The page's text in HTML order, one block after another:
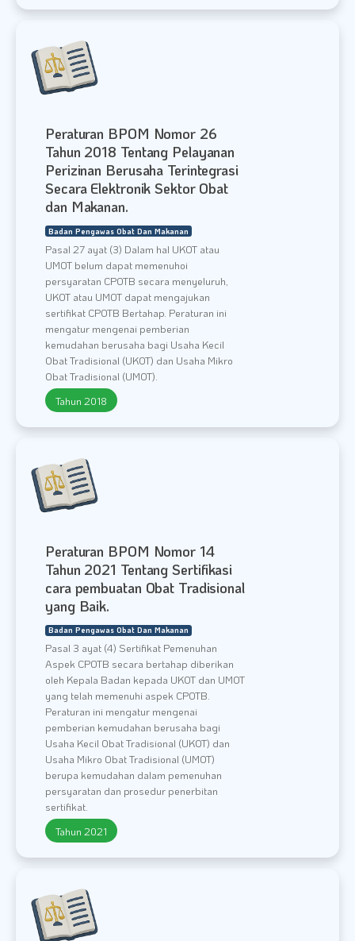
Peraturan BPOM Nomor 26
Tahun 2018 Tentang Pelayanan
Perizinan Berusaha Terintegrasi
Secara Elektronik Sektor Obat
dan Makanan.
Badan Pengawas Obat Dan Makanan
Pasal 27 ayat (3) Dalam hal UKOT atau
UMOT belum dapat memenuhoi
persyaratan CPOTB secara menyeluruh,
UKOT atau UMOT dapat mengajukan
sertifikat CPOTB Bertahap. Peraturan ini
mengatur mengenai pemberian
kemudahan berusaha bagi Usaha Kecil
Obat Tradisional (UKOT) dan Usaha Mikro
Obat Tradisional (UMOT).
Tahun 2018
Peraturan BPOM Nomor 14
Tahun 2021 Tentang Sertifikasi
cara pembuatan Obat Tradisional
yang Baik.
Badan Pengawas Obat Dan Makanan
Pasal 3 ayat (4) Sertifikat Pemenuhan
Aspek CPOTB secara bertahap diberikan
oleh Kepala Badan kepada UKOT dan UMOT
yang telah memenuhi aspek CPOTB.
Peraturan ini mengatur mengenai
pemberian kemudahan berusaha bagi
Usaha Kecil Obat Tradisional (UKOT) dan
Usaha Mikro Obat Tradisional (UMOT)
berupa kemudahan dalam pemenuhan
persyaratan dan prosedur penerbitan
sertifikat.
Tahun 2021